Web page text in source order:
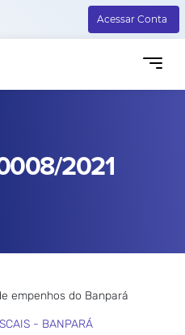
Acessar Conta
2021
empenhos do Banpará
- BANPARÁ